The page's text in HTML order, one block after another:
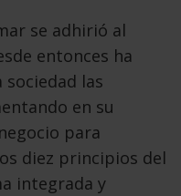
se adhirió al
entonces ha
las
en su
para
diez principios del
integrada y